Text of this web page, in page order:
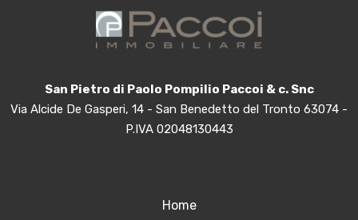
San Pietro di Paolo Pompilio Paccoi & c. Snc
Via Alcide De Gasperi, 14 - San Benedetto del Tronto 63074 -
P.IVA 02048130443
Home